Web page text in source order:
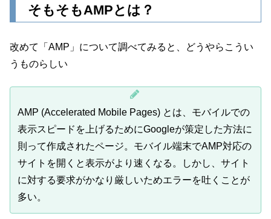
そもそもAMPとは？
改めて「AMP」について調べてみると、どうやらこうい
うものらしい
AMP (Accelerated Mobile Pages) とは、モバイルでの
表示スピードを上げるためにGoogleが策定した方法に
則って作成されたページ。モバイル端末でAMP対応の
サイトを開くと表示がより速くなる。しかし、サイト
に対する要求がかなり厳しいためエラーを吐くことが
多い。